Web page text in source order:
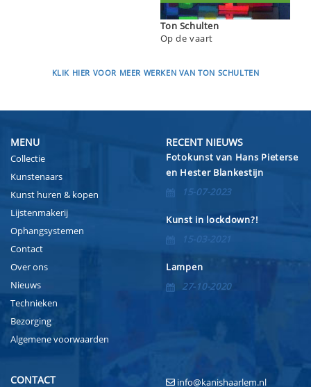
Ton Schulten
Op de vaart
KLIK HIER VOOR MEER WERKEN VAN TON SCHULTEN
MENU
Collectie
Kunstenaars
Kunst huren & kopen
Lijstenmakerij
Ophangsystemen
Contact
Over ons
Nieuws
Technieken
Bezorging
Algemene voorwaarden
RECENT NIEUWS
Fotokunst van Hans Pieterse
en Hester Blankestijn
15-07-2023
Kunst in lockdown?!
15-03-2021
Lampen
27-10-2020
CONTACT info@kanishaarlem.nl